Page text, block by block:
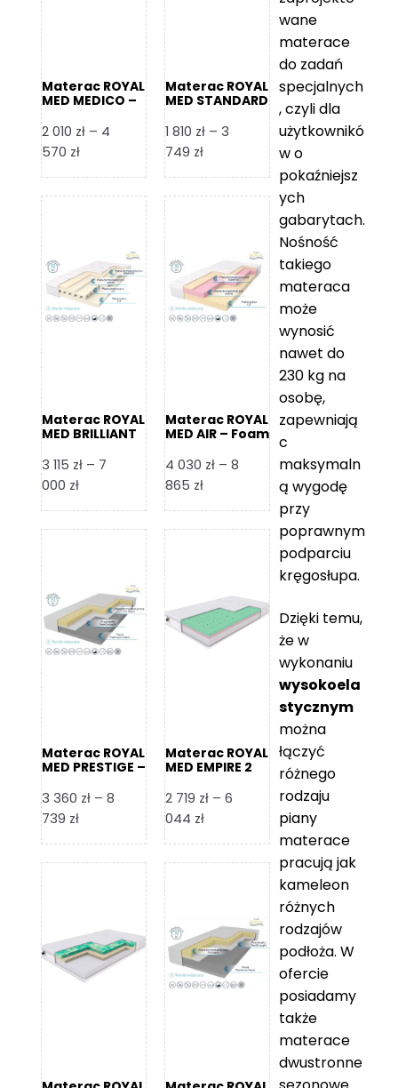
Materac ROYAL
MED MEDICO –
2 010 zł – 4
570 złZakres
od
4
570 zł
Materac ROYAL
MED STANDARD
1 810 zł – 3
749 złZakres
od
3
749 zł
Materac ROYAL
MED BRILLIANT
3 115 zł – 7
000 złZakres
od
7
000 zł
Materac ROYAL
MED AIR – Foam
4 030 zł – 8
865 złZakres
od
8
865 zł
Materac ROYAL
MED PRESTIGE –
3 360 zł – 8
739 złZakres
od
8
739 zł
Materac ROYAL
MED EMPIRE 2
2 719 zł – 6
044 złZakres
od
6
044 zł
wane
materace
do zadań
specjalnych
, czyli dla
użytkownikó
w o
pokaźniejsz
ych
gabarytach.
Nośność
takiego
materaca
może
wynosić
nawet do
230 kg na
osobę,
zapewniają
c
maksymaln
ą wygodę
przy
poprawnym
podparciu
kręgosłupa.
Dzięki temu,
że w
wykonaniu
wysokoela
stycznym
można
łączyć
różnego
rodzaju
piany
materace
pracują jak
kameleon
różnych
rodzajów
podłoża. W
ofercie
posiadamy
także
materace
dwustronne